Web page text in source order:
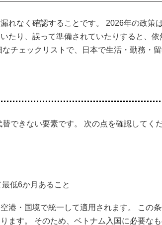
れなく確認することです。 2026年の政策
たり、誤って準備されていたりすると、依
チェックリストで、日本で生活・勤務・
できない要素です。 次の点を確認してく
低6か月あること
港・国境で統一して適用されます。 この
ます。 そのため、ベトナム入国に必要な